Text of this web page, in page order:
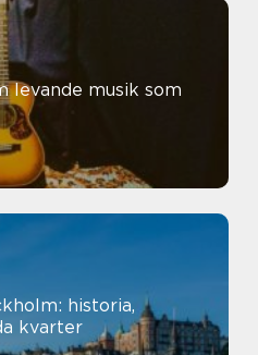
historia,
kvarter